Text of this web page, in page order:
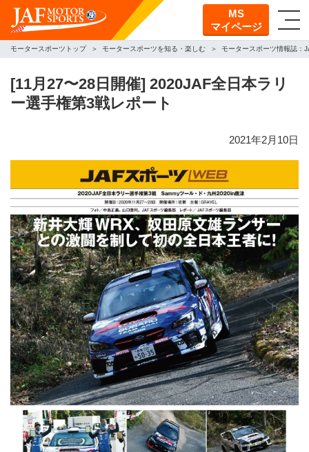
MS
マイページ
モータースポーツトップ モータースポーツを知る・楽しむ モータースポーツ情報誌：
[11月27〜28日開催] 2020JAF全日本ラリ
ー選手権第3戦レポート
2021年2月10日